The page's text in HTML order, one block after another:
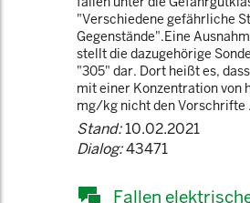
"Verschiedene gefährliche
Gegenstände".Eine
stellt die dazugehörige
"305" dar. Dort heißt es,
mit einer Konzentration von
mg/kg nicht den Vorschrifte
Stand:10.02.2021
Dialog:43471
Fallen